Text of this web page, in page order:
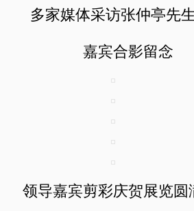
多家媒体采访张仲亭先
嘉宾合影留念
领导嘉宾剪彩庆贺展览圆